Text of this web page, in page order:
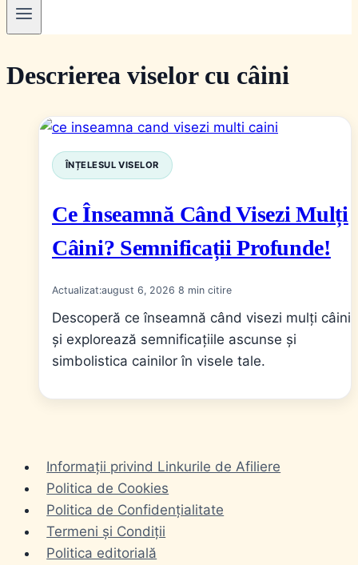
Descrierea viselor cu câini
ÎNȚELESUL VISELOR
Ce Înseamnă Când Visezi Mulți
Câini? Semnificații Profunde!
Actualizat:august 6, 2026 8
Descoperă ce înseamnă când visezi mulți câini
și explorează semnificațiile ascunse și
simbolistica cainilor în visele tale.
Informații privind Linkurile de Afiliere
Politica de Cookies
Politica de Confidențialitate
Termeni și Condiții
Politica editorială